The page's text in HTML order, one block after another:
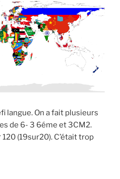
langue. On a fait plusieurs
de 6- 3 6éme et 3CM2.
(19sur20). C’était trop